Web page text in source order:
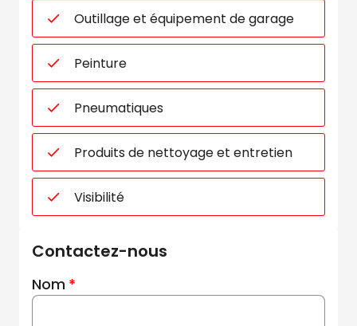
Outillage et équipement de garage
Peinture
Pneumatiques
Produits de nettoyage et entretien
Visibilité
Contactez-nous
Nom